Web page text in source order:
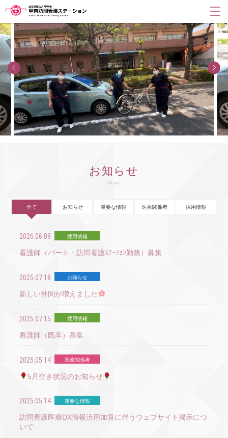
お知らせ
News
全て お知らせ 重要な情報 医療関係者 採用情報
2026.06.09 採用情報
看護師（パート・訪問看護ｽﾃｰｼｮﾝ勤務）募集
2025.07.18 お知らせ
新しい仲間が増えました
2025.07.15 採用情報
看護師（既卒）募集
2025.05.14 医療関係者
5月空き状況のお知らせ
2025.05.14 重要な情報
訪問看護医療DX情報活用加算に伴うウェブサイト掲示につ
いて